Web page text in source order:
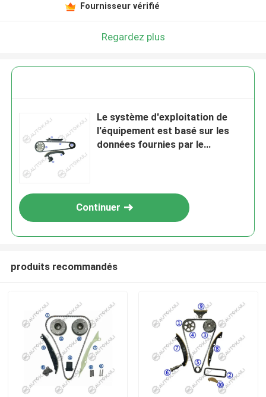
À la maison
Fournisseur vérifié
Regardez plus
Le système d'exploitation de
l'équipement est basé sur les
données fournies par le
Continuer
produits recommandés